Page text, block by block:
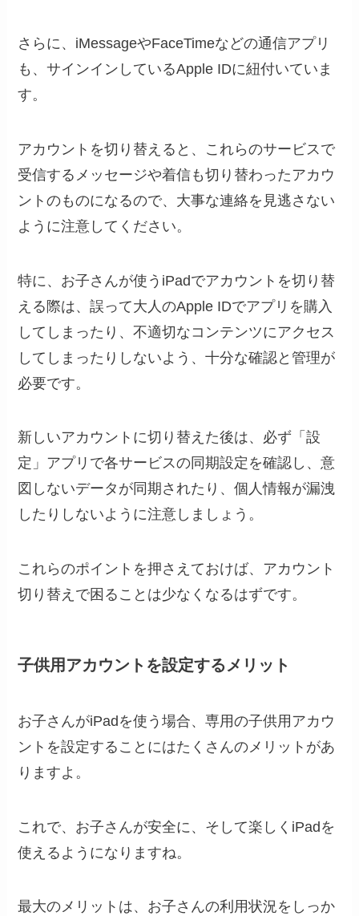
さらに、iMessageやFaceTimeなどの通信アプリ
も、サインインしているApple IDに紐付いていま
す。
アカウントを切り替えると、これらのサービスで
受信するメッセージや着信も切り替わったアカウ
ントのものになるので、大事な連絡を見逃さない
ように注意してください。
特に、お子さんが使うiPadでアカウントを切り替
える際は、誤って大人のApple IDでアプリを購入
してしまったり、不適切なコンテンツにアクセス
してしまったりしないよう、十分な確認と管理が
必要です。
新しいアカウントに切り替えた後は、必ず「設
定」アプリで各サービスの同期設定を確認し、意
図しないデータが同期されたり、個人情報が漏洩
したりしないように注意しましょう。
これらのポイントを押さえておけば、アカウント
切り替えで困ることは少なくなるはずです。
子供用アカウントを設定するメリット
お子さんがiPadを使う場合、専用の子供用アカウ
ントを設定することにはたくさんのメリットがあ
りますよ。
これで、お子さんが安全に、そして楽しくiPadを
使えるようになりますね。
最大のメリットは、お子さんの利用状況をしっか